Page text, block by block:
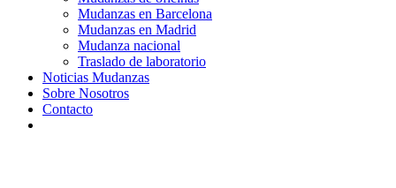
Mudanzas en Barcelona
Mudanzas en Madrid
Mudanza nacional
Traslado de laboratorio
Noticias Mudanzas
Sobre Nosotros
Contacto